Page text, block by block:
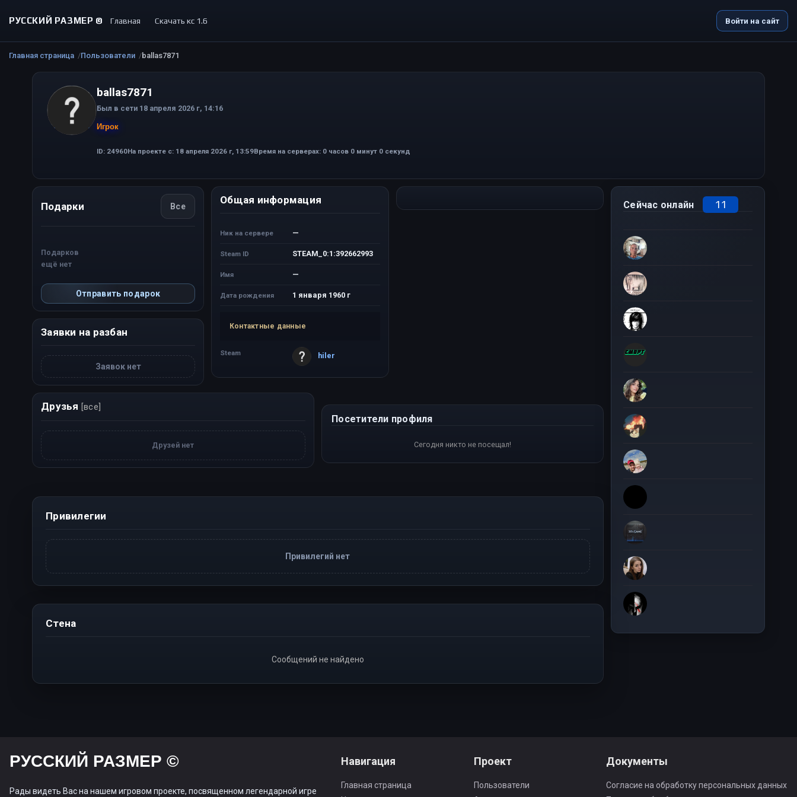
РУССКИЙ РАЗМЕР © Главная Скачать кс 1.6 Войти на сайт
Главная страница Пользователи ballas7871
ballas7871
Был в сети 18 апреля 2026 г, 14:16
Игрок
ID: 24960На проекте с: 18 апреля 2026 г, 13:59Время на серверах: 0 часов 0 минут 0 секунд
Подарки Все
Подарков
ещё нет
Отправить подарок
Заявки на разбан
Заявок нет
Общая информация
Ник на сервере —
Steam ID STEAM_0:1:392662993
Имя —
Дата рождения 1 января 1960 г
Контактные данные
Steam hiler
Друзья [все]
Друзей нет
Посетители профиля
Сегодня никто не посещал!
Сейчас онлайн 11
Привилегии
Привилегий нет
Стена
Сообщений не найдено
РУССКИЙ РАЗМЕР ©
Рады видеть Вас на нашем игровом проекте, посвященном легендарной игре
Навигация
Главная страница
Проект
Пользователи
Документы
Согласие на обработку персональных данных